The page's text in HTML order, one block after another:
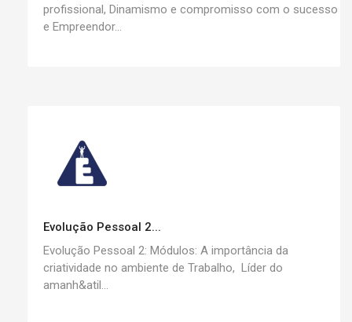
profissional, Dinamismo e compromisso com o sucesso
e Empreendor...
Evolução Pessoal 2...
Evolução Pessoal 2: Módulos: A importância da
criatividade no ambiente de Trabalho, Líder do
amanh&atil...